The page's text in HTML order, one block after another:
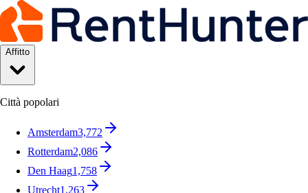
Affitto
Città popolari
Amsterdam3,772
Rotterdam2,086
Den Haag1,758
Utrecht1,263